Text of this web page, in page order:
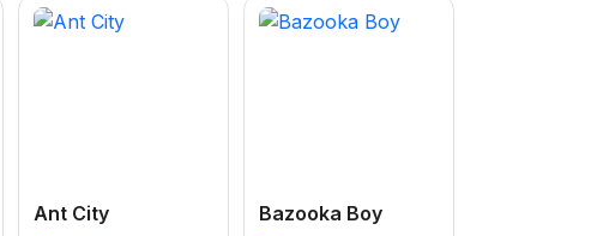
Ant City Bazooka Boy